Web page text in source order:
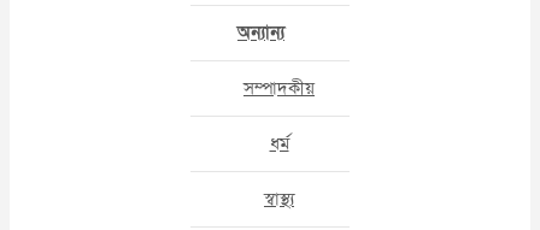
অন্যান্য
সম্পাদকীয়
ধর্ম
স্বাস্থ্য